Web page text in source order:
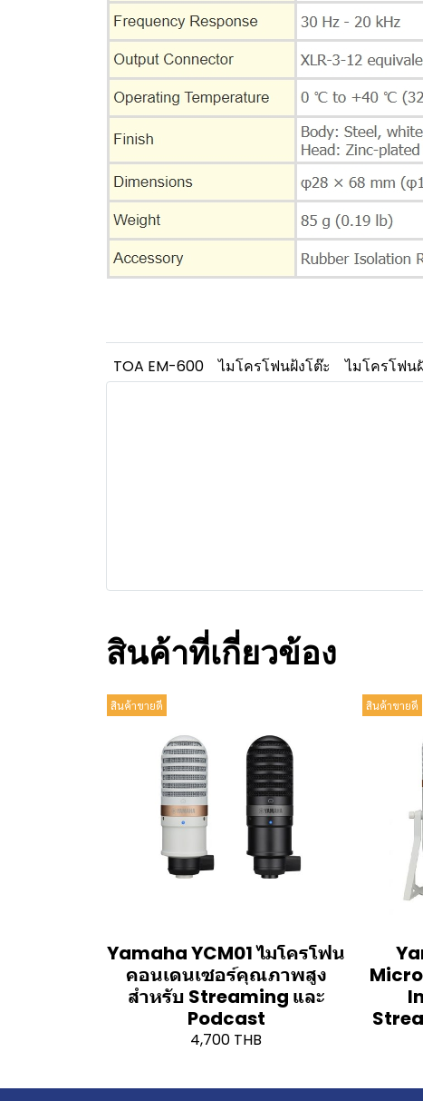
TOA EM-600 ไมโครโฟนฝ้งโต๊ะ ไมโครโฟน
สินค้าที่เกี่ยวข้อง
สินค้าขายดี
Yamaha YCM01 ไมโครโฟน
คอนเดนเซอร์คุณภาพสูง
สำหรับ Streaming และ
Podcast
4,700 THB
สินค้าขายดี